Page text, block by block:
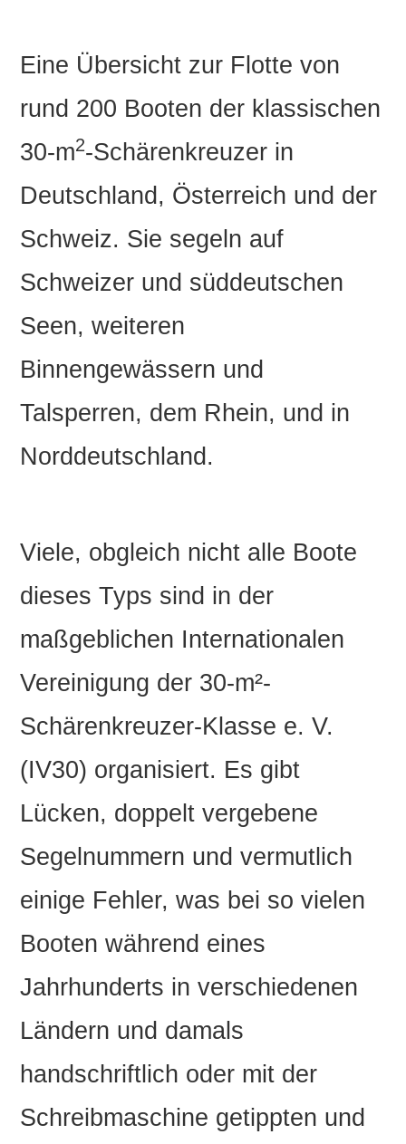
Eine Übersicht zur Flotte von
rund 200 Booten der klassischen
30-m2-Schärenkreuzer in
Deutschland, Österreich und der
Schweiz. Sie segeln auf
Schweizer und süddeutschen
Seen, weiteren
Binnengewässern und
Talsperren, dem Rhein, und in
Norddeutschland.
Viele, obgleich nicht alle Boote
dieses Typs sind in der
maßgeblichen Internationalen
Vereinigung der 30-m²-
Schärenkreuzer-Klasse e. V.
(IV30) organisiert. Es gibt
Lücken, doppelt vergebene
Segelnummern und vermutlich
einige Fehler, was bei so vielen
Booten während eines
Jahrhunderts in verschiedenen
Ländern und damals
handschriftlich oder mit der
Schreibmaschine getippten und